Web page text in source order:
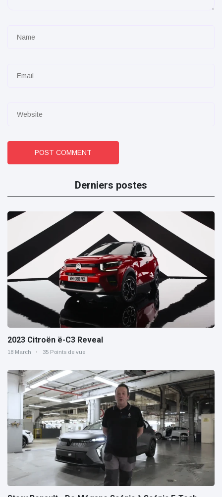
POST COMMENT
Derniers postes
2023 Citroën ë-C3 Reveal
18 March 35 Points de vue